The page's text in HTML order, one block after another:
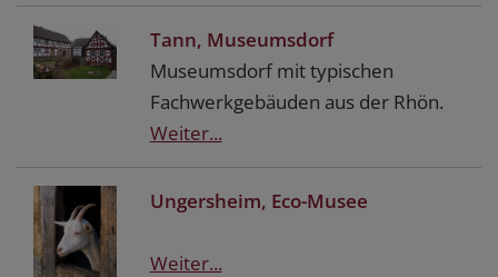
Tann, Museumsdorf
Museumsdorf mit typischen
Fachwerkgebäuden aus der Rhön.
Weiter...
Ungersheim, Eco-Musee
Weiter...